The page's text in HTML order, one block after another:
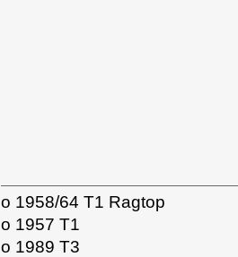
o 1958/64 T1 Ragtop
o 1957 T1
o 1989 T3